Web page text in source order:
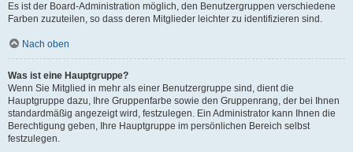
Es ist der Board-Administration möglich, den Benutzergruppen verschiedene
Farben zuzuteilen, so dass deren Mitglieder leichter zu identifizieren sind.
Nach oben
Was ist eine Hauptgruppe?
Wenn Sie Mitglied in mehr als einer Benutzergruppe sind, dient die
Hauptgruppe dazu, Ihre Gruppenfarbe sowie den Gruppenrang, der bei Ihnen
standardmäßig angezeigt wird, festzulegen. Ein Administrator kann Ihnen die
Berechtigung geben, Ihre Hauptgruppe im persönlichen Bereich selbst
festzulegen.